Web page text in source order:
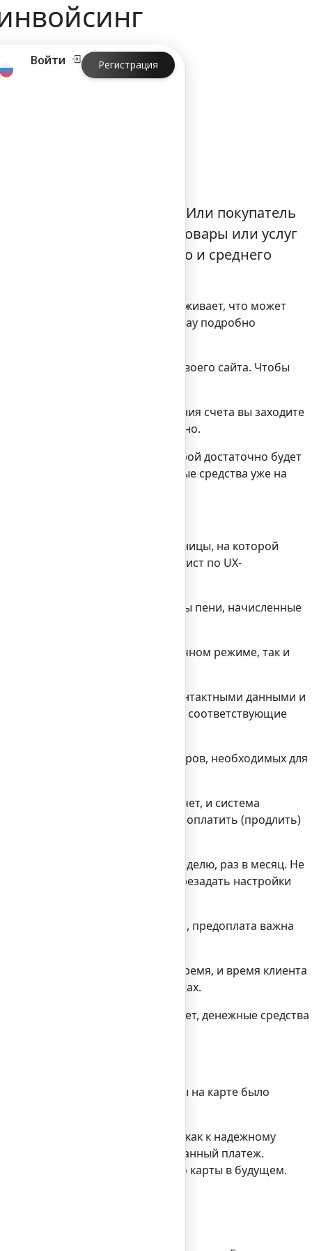
Войти Регистрация
имеет POS-терминала. Или покупатель
случаях оплатить товары или услуг
в сегменте малого и среднего
ваш клиент вдруг обнаруживает, что может
о которой сегодня Bilderlings Pay подробно
даже люди, у которых нет своего сайта. Чтобы
вашего клиента. Для выставления счета вы заходите
ничего указывать не нужно.
со ссылкой, перейдя по которой достаточно будет
оплаты и вы получите денежные средства уже на
изменить цветовую схему страницы, на которой
стилю»
– отмечает специалист по UX-
к сумме счета будут прибавлены пени, начисленные
счета можно как в ручном режиме, так и
список должников с их контактными данными и
информацию об этом и внесет соответствующие
количеству параметров, необходимых для
раз оплатить выставленный счет, и система
о том, что клиент забудет оплатить (продлить)
списания, например, раз в неделю, раз в месяц. Не
Система позволяет перезадать настройки
различных услуг. Например, предоплата важна
Вы будете экономить и свое время, и время клиента
статистику обо всех платежах.
что, оплатив сейчас счет, денежные средства
позаботится, чтобы на карте было
текущей).
уровень доверия к вам как к надежному
отменить несанкционированный платеж.
денежных средств с его карты в будущем.